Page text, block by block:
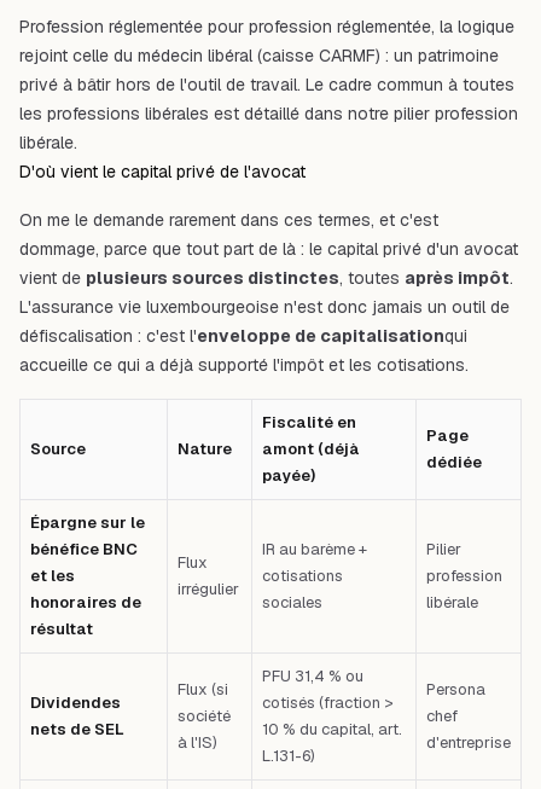
Profession réglementée pour profession réglementée, la logique
rejoint celle du médecin libéral (caisse CARMF) : un patrimoine
privé à bâtir hors de l'outil de travail. Le cadre commun à toutes
les professions libérales est détaillé dans notre pilier profession
libérale.
D'où vient le capital privé de l'avocat
On me le demande rarement dans ces termes, et c'est
dommage, parce que tout part de là : le capital privé d'un avocat
vient de plusieurs sources distinctes, toutes après impôt.
L'assurance vie luxembourgeoise n'est donc jamais un outil de
défiscalisation : c'est l'enveloppe de capitalisationqui
accueille ce qui a déjà supporté l'impôt et les cotisations.
Source Nature
Fiscalité en
amont (déjà
payée)
Page
dédiée
Épargne sur le
bénéfice BNC
et les
honoraires de
résultat
Flux
irrégulier
IR au barème +
cotisations
sociales
Pilier
profession
libérale
Dividendes
nets de SEL
Flux (si
société
à l'IS)
PFU 31,4 % ou
cotisés (fraction >
10 % du capital, art.
L.131-6)
Persona
chef
d'entreprise